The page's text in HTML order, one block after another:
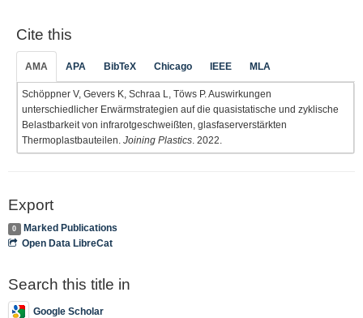
Cite this
AMA APA BibTeX Chicago IEEE MLA
Schöppner V, Gevers K, Schraa L, Töws P. Auswirkungen
unterschiedlicher Erwärmstrategien auf die quasistatische und zyklische
Belastbarkeit von infrarotgeschweißten, glasfaserverstärkten
Thermoplastbauteilen. Joining Plastics . 2022.
Export
0
Marked Publications
Open Data LibreCat
Search this title in
Google Scholar